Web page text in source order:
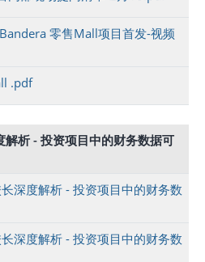
零售Mall项目首发-视频
.pdf
析 - 投资项目中的财务数据可
深度解析 - 投资项目中的财务数
深度解析 - 投资项目中的财务数